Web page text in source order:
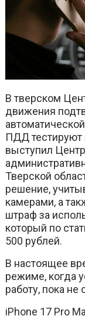
В тверском
движения
ПДД тестируют
выступил
Тверской
решение,
камерами, а
штраф за
который по
500 рублей.
В настоящее
режиме, когда
работу, пока не
iPhone 17 Pro